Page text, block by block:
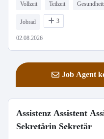
Vollzeit Teilzeit
Jobrad 3
02.08.2026
Job Agent
Assistenz Assistent
Sekretärin Sekretär